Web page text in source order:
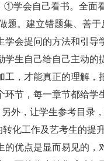
①学会自己看书。全
题。建立错题集、善
学会提问的方法和引
生自己给自己主动的
工，才能真正的理解
环节，每一章节都给学
另外，让学生参考目
化工作及艺考生的提
的优点是显而易见的